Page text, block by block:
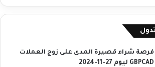
فرصة شراء قصيرة المدى على زوج العملات
GBPCAD ليوم 27-11-2024